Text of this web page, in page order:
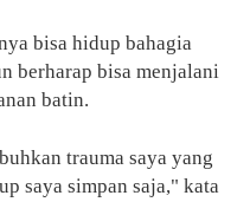
bisa hidup bahagia
berharap bisa menjalani
batin.
trauma saya yang
saya simpan saja," kata